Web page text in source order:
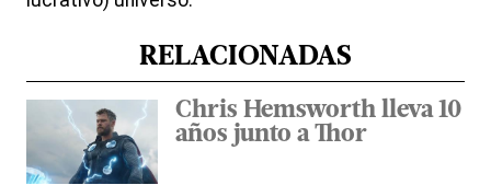
RELACIONADAS
Chris Hemsworth lleva 10
años junto a Thor